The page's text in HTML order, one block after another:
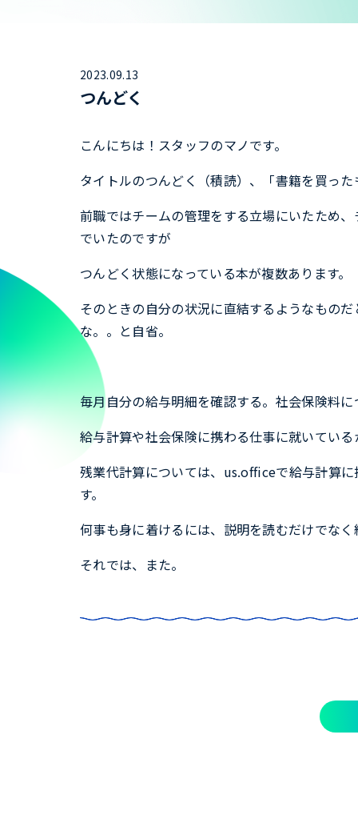
2023.09.13
つんどく
こんにちは！スタッフのマノです。
タイトルのつんどく（積読）、「書籍を買っ
前職ではチームの管理をする立場にいたため
でいたのですが
つんどく状態になっている本が複数あります。
そのときの自分の状況に直結するようなもの
な。。と自省。
毎月自分の給与明細を確認する。社会保険料
給与計算や社会保険に携わる仕事に就いてい
残業代計算については、us.officeで給与計算
す。
何事も身に着けるには、説明を読むだけでな
それでは、また。